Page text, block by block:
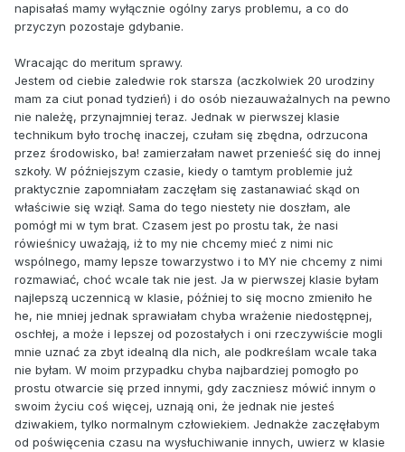
napisałaś mamy wyłącznie ogólny zarys problemu, a co do
przyczyn pozostaje gdybanie.
Wracając do meritum sprawy.
Jestem od ciebie zaledwie rok starsza (aczkolwiek 20 urodziny
mam za ciut ponad tydzień) i do osób niezauważalnych na pewno
nie należę, przynajmniej teraz. Jednak w pierwszej klasie
technikum było trochę inaczej, czułam się zbędna, odrzucona
przez środowisko, ba! zamierzałam nawet przenieść się do innej
szkoły. W późniejszym czasie, kiedy o tamtym problemie już
praktycznie zapomniałam zaczęłam się zastanawiać skąd on
właściwie się wziął. Sama do tego niestety nie doszłam, ale
pomógł mi w tym brat. Czasem jest po prostu tak, że nasi
rówieśnicy uważają, iż to my nie chcemy mieć z nimi nic
wspólnego, mamy lepsze towarzystwo i to MY nie chcemy z nimi
rozmawiać, choć wcale tak nie jest. Ja w pierwszej klasie byłam
najlepszą uczennicą w klasie, później to się mocno zmieniło he
he, nie mniej jednak sprawiałam chyba wrażenie niedostępnej,
oschłej, a może i lepszej od pozostałych i oni rzeczywiście mogli
mnie uznać za zbyt idealną dla nich, ale podkreślam wcale taka
nie byłam. W moim przypadku chyba najbardziej pomogło po
prostu otwarcie się przed innymi, gdy zaczniesz mówić innym o
swoim życiu coś więcej, uznają oni, że jednak nie jesteś
dziwakiem, tylko normalnym człowiekiem. Jednakże zaczęłabym
od poświęcenia czasu na wysłuchiwanie innych, uwierz w klasie